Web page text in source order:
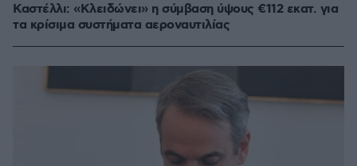
Καστέλλι: «Κλειδώνει» η σύμβαση ύψους €112 εκατ. για
τα κρίσιμα συστήματα αεροναυτιλίας